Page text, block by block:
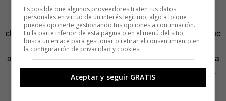
Pedrido, que no recuerda exactamente como surgió la
chispa para crear la campaña, tenía muy claro que tenía que
dar visibilidad a su portfolio «más allá de mi grupo de
amigos en Facebook». Cuando comenzó a gestarse todo, a
comienzos de verano, la palabra ‘rescate’ era la comidilla
de medios y ciudadanos. «Solo faltaba envolver mi
situación en la temática que en aquel momento estaba
Es posible que algunos proveedores traten tus datos
personales en virtud de un interés legítimo, algo a lo que
puedes oponerte gestionando tus opciones a continuación.
En la parte inferior de esta página o en el menú del sitio,
busca un enlace para gestionar o retirar el consentimiento en
la configuración de privacidad y cookies.
Aceptar y seguir GRATIS